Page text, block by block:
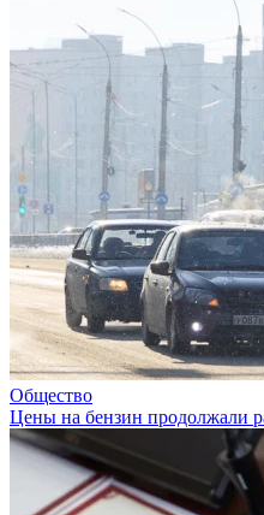
Общество
Цены на бензин продолжали